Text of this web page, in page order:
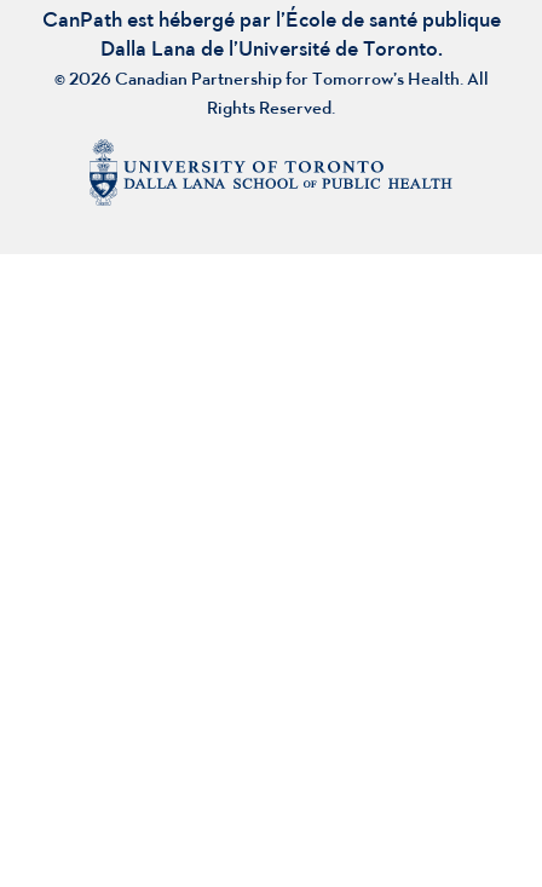
CanPath est hébergé par l’École de santé publique
Dalla Lana de l’Université de Toronto.
© 2026 Canadian Partnership for Tomorrow’s Health. All
Rights Reserved.